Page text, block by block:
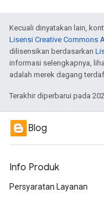
Kecuali dinyatakan lain,
Lisensi Creative Commons
dilisensikan berdasarkan
informasi selengkapnya,
adalah merek dagang
Terakhir diperbarui pada
Blog
Info Produk
Persyaratan Layanan